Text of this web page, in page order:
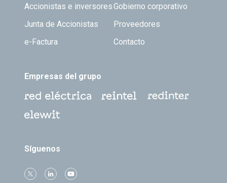
Accionistas e inversoresGobierno corporativo
Junta de Accionistas
Proveedores
e-Factura
Contacto
Empresas del grupo
Síguenos